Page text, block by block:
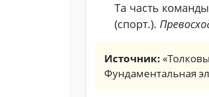
Та часть
(спорт.).
Источник:
Фундаментальная